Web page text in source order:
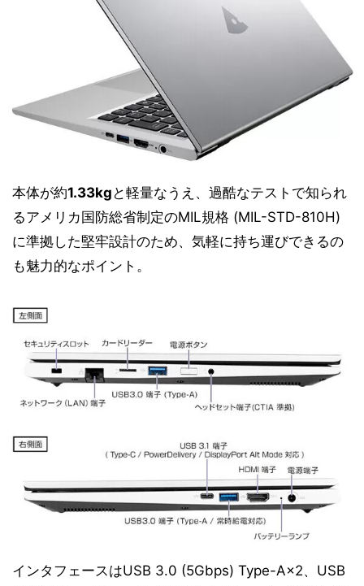
本体が約1.33kg と軽量なうえ、過酷なテストで知られ
るアメリカ国防総省制定のMIL規格 (MIL-STD-810H)
に準拠した堅牢設計のため、気軽に持ち運びできるの
も魅力的なポイント。
インタフェースはUSB 3.0 (5Gbps) Type-A×2、USB